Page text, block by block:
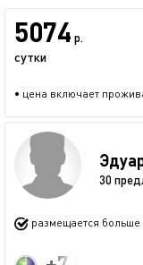
5074 р.
сутки
• цена включает
30
размещается больше